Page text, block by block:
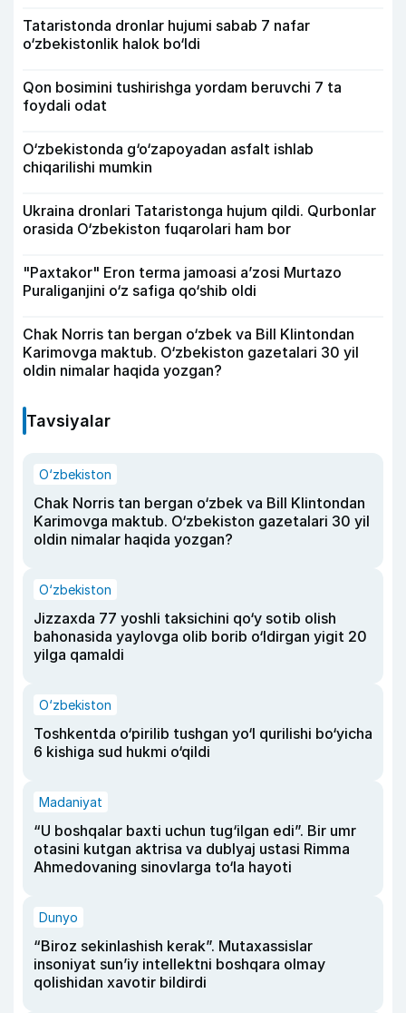
Tataristonda dronlar hujumi sabab 7 nafar
o‘zbekistonlik halok bo‘ldi
Qon bosimini tushirishga yordam beruvchi 7 ta
foydali odat
O‘zbekistonda g‘o‘zapoyadan asfalt ishlab
chiqarilishi mumkin
Ukraina dronlari Tataristonga hujum qildi. Qurbonlar
orasida O‘zbekiston fuqarolari ham bor
"Paxtakor" Eron terma jamoasi a’zosi Murtazo
Puraliganjini o‘z safiga qo‘shib oldi
Chak Norris tan bergan o‘zbek va Bill Klintondan
Karimovga maktub. O‘zbekiston gazetalari 30 yil
oldin nimalar haqida yozgan?
Tavsiyalar
O‘zbekiston
Chak Norris tan bergan o‘zbek va Bill Klintondan
Karimovga maktub. O‘zbekiston gazetalari 30 yil
oldin nimalar haqida yozgan?
O‘zbekiston
Jizzaxda 77 yoshli taksichini qo‘y sotib olish
bahonasida yaylovga olib borib o‘ldirgan yigit 20
yilga qamaldi
O‘zbekiston
Toshkentda o‘pirilib tushgan yo‘l qurilishi bo‘yicha
6 kishiga sud hukmi o‘qildi
Madaniyat
“U boshqalar baxti uchun tug‘ilgan edi”. Bir umr
otasini kutgan aktrisa va dublyaj ustasi Rimma
Ahmedovaning sinovlarga to‘la hayoti
Dunyo
“Biroz sekinlashish kerak”. Mutaxassislar
insoniyat sun’iy intellektni boshqara olmay
qolishidan xavotir bildirdi